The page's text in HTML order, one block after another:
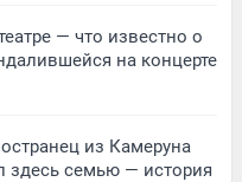
— что известно о
на концерте
из Камеруна
здесь семью — история